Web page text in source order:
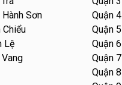
Hành Sơn
Chiểu
Lệ
Vang
Quận 4
Quận 5
Quận 6
Quận 7
Quận 8